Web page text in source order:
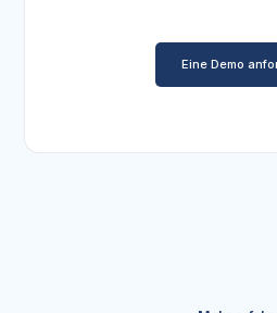
Eine Demo